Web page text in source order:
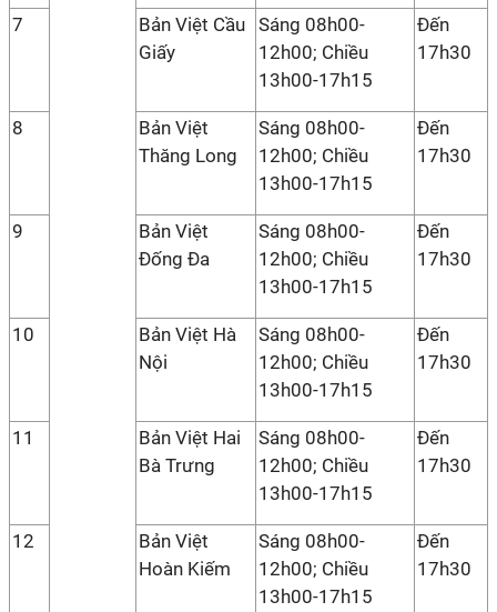
7
Bản Việt Cầu
Giấy
Sáng 08h00-
12h00; Chiều
13h00-17h15
Đến
17h30
8
Bản Việt
Thăng Long
Sáng 08h00-
12h00; Chiều
13h00-17h15
Đến
17h30
9
Bản Việt
Đống Đa
Sáng 08h00-
12h00; Chiều
13h00-17h15
Đến
17h30
10
Bản Việt Hà
Nội
Sáng 08h00-
12h00; Chiều
13h00-17h15
Đến
17h30
11
Bản Việt Hai
Bà Trưng
Sáng 08h00-
12h00; Chiều
13h00-17h15
Đến
17h30
12
Bản Việt
Hoàn Kiếm
Sáng 08h00-
12h00; Chiều
13h00-17h15
Đến
17h30